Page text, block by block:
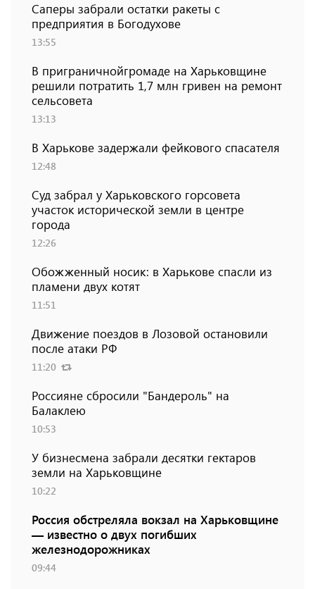
Саперы забрали остатки ракеты с
предприятия в Богодухове
13:55
В приграничнойгромаде на Харьковщине
решили потратить 1,7 млн ​​гривен на ремонт
сельсовета
13:13
В Харькове задержали фейкового спасателя
12:48
Суд забрал у Харьковского горсовета
участок исторической земли в центре
города
12:26
Обожженный носик: в Харькове спасли из
пламени двух котят
11:51
Движение поездов в Лозовой остановили
после атаки РФ
11:20
Россияне сбросили "Бандероль" на
Балаклею
10:53
У бизнесмена забрали десятки гектаров
земли на Харьковщине
10:22
Россия обстреляла вокзал на Харьковщине
— известно о двух погибших
железнодорожниках
09:44